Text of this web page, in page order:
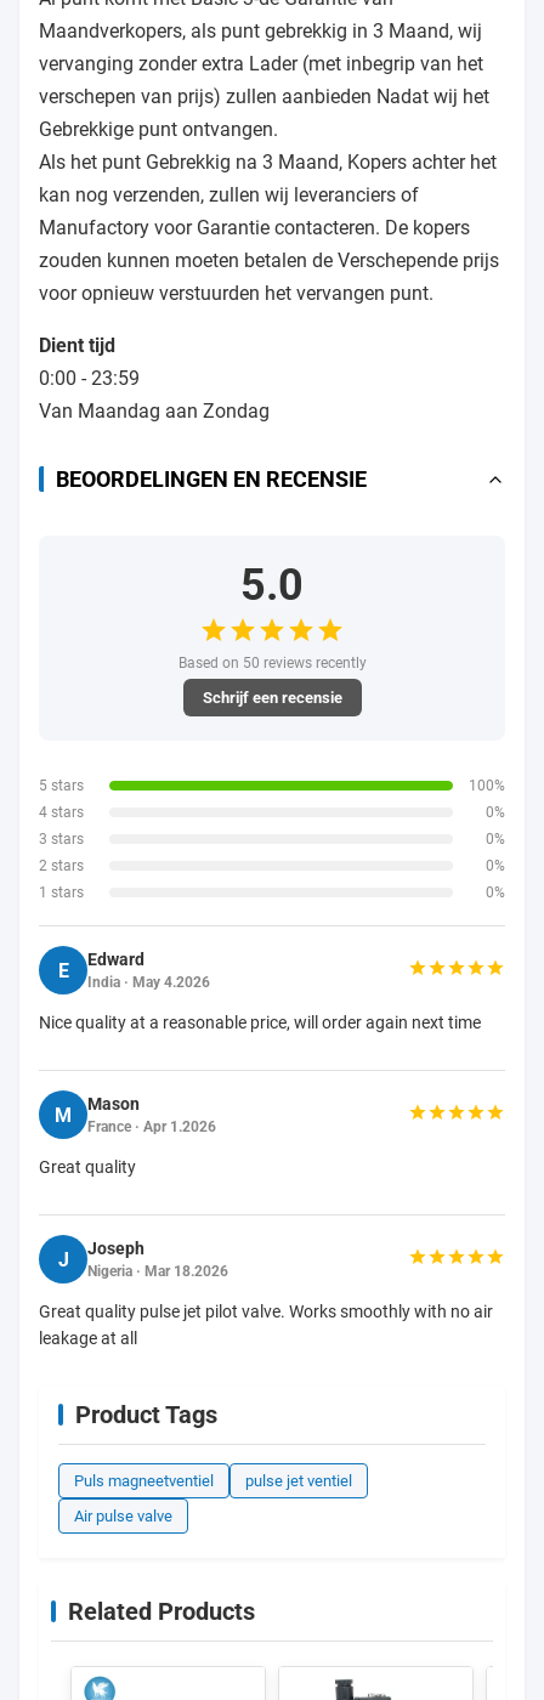
Maandverkopers, als punt gebrekkig in 3 Maand, wij
vervanging zonder extra Lader (met inbegrip van het
verschepen van prijs) zullen aanbieden Nadat wij het
Gebrekkige punt ontvangen.
Als het punt Gebrekkig na 3 Maand, Kopers achter het
kan nog verzenden, zullen wij leveranciers of
Manufactory voor Garantie contacteren. De kopers
zouden kunnen moeten betalen de Verschepende prijs
voor opnieuw verstuurden het vervangen punt.
Dient tijd
0:00 - 23:59
Van Maandag aan Zondag
BEOORDELINGEN EN RECENSIE
5.0
Based on 50 reviews recently
Schrijf een recensie
5 stars
100%
4 stars
0%
3 stars
0%
2 stars
0%
1 stars
0%
E Edward
India · May 4.2026
Nice quality at a reasonable price, will order again next time
M Mason
France · Apr 1.2026
Great quality
J Joseph
Nigeria · Mar 18.2026
Great quality pulse jet pilot valve. Works smoothly with no air
leakage at all
Product Tags
Puls magneetventiel
pulse jet ventiel
Air pulse valve
Related Products